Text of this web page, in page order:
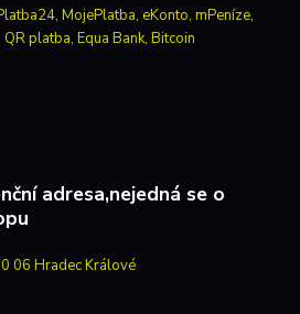
adresa,nejedná se o
06 Hradec Králové